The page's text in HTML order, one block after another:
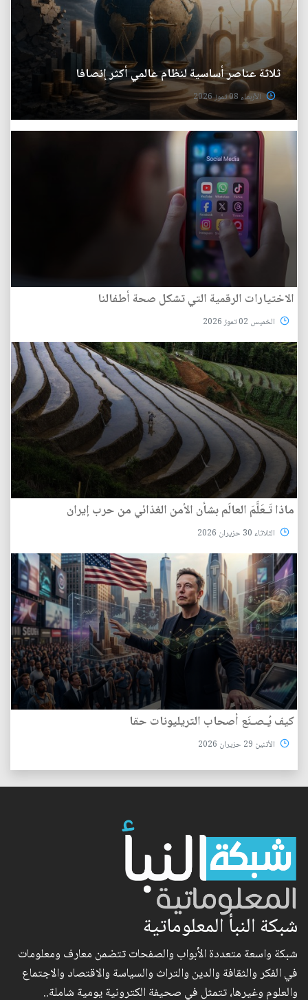
ثلاثة عناصر أساسية لنظام عالمي أكثر إنصافا
الأربعاء 08 تموز 2026
الاختيارات الرقمية التي تشكل صحة أطفالنا
الخميس 02 تموز 2026
ماذا تَـعَلَّمَ العالَم بشأن الأمن الغذائي من حرب إيران
الثلاثاء 30 حزيران 2026
كيف يُـصـنَع أصحاب التريليونات حقا
الأثنين 29 حزيران 2026
شبكة النبأ المعلوماتية
شبكة واسعة متعددة الأبواب والصفحات تتضمن معارف ومعلومات
في الفكر والثقافة والدين والتراث والسياسة والاقتصاد والاجتماع
والعلوم وغيرها، تتمثل في صحيفة الكترونية يومية شاملة..